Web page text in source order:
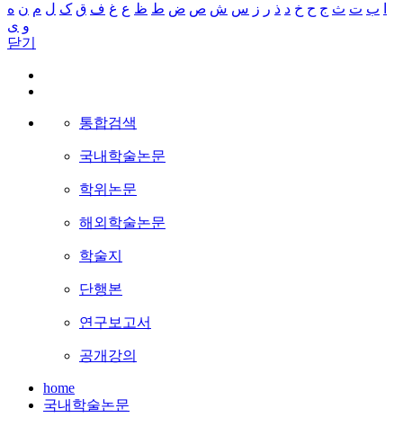
ب ت ث ج ح خ د ذ ر ز س ش ص ض ط ظ ع غ ف ق ک ل م ن ه
و ی
닫기
통합검색
국내학술논문
학위논문
해외학술논문
학술지
단행본
연구보고서
공개강의
home
국내학술논문